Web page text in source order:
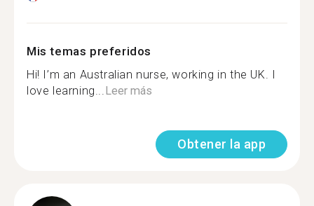
Mis temas preferidos
Hi! I’m an Australian nurse, working in the UK. I
love learning...Leer más
Obtener la app